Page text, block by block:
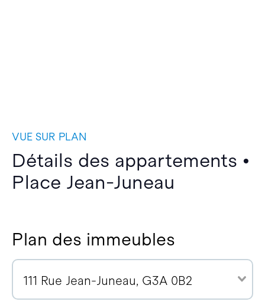
VUE SUR PLAN
Détails des appartements •
Place Jean-Juneau
Plan des immeubles
111 Rue Jean-Juneau, G3A 0B2